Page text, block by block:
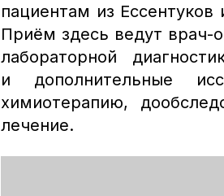
пациентам из
Приём здесь ведут врач-
лабораторной
и дополнительные
химиотерапию,
лечение.